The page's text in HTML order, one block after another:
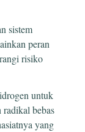
sistem
peran
risiko
untuk
radikal bebas
yang